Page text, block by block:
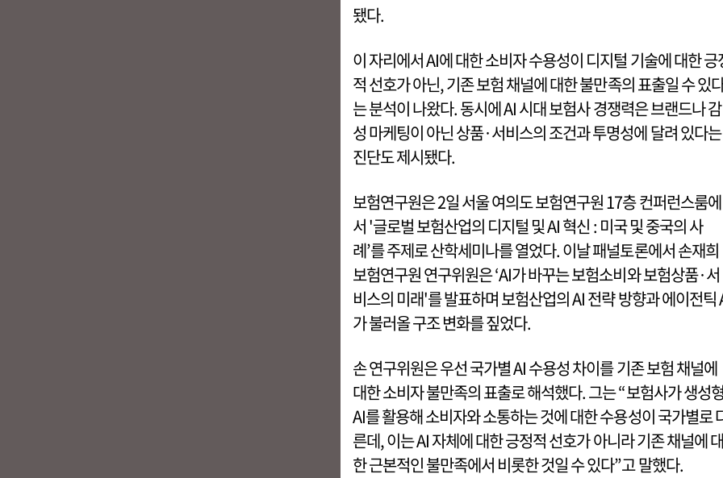
됐다.
이 자리에서 AI에 대한 소비자 수용성이 디지털 기술에 대한 긍
적 선호가 아닌, 기존 보험 채널에 대한 불만족의 표출일 수 있
는 분석이 나왔다. 동시에 AI 시대 보험사 경쟁력은 브랜드나 감
성 마케팅이 아닌 상품·서비스의 조건과 투명성에 달려 있다는
진단도 제시됐다.
보험연구원은 2일 서울 여의도 보험연구원 17층 컨퍼런스룸에
서 '글로벌 보험산업의 디지털 및 AI 혁신 : 미국 및 중국의 사
례’를 주제로 산학세미나를 열었다. 이날 패널토론에서 손재희
보험연구원 연구위원은 ‘AI가 바꾸는 보험소비와 보험상품·서
비스의 미래'를 발표하며 보험산업의 AI 전략 방향과 에이전틱
가 불러올 구조 변화를 짚었다.
손 연구위원은 우선 국가별 AI 수용성 차이를 기존 보험 채널에
대한 소비자 불만족의 표출로 해석했다. 그는 “보험사가 생성형
AI를 활용해 소비자와 소통하는 것에 대한 수용성이 국가별로
른데, 이는 AI 자체에 대한 긍정적 선호가 아니라 기존 채널에 대
한 근본적인 불만족에서 비롯한 것일 수 있다”고 말했다.